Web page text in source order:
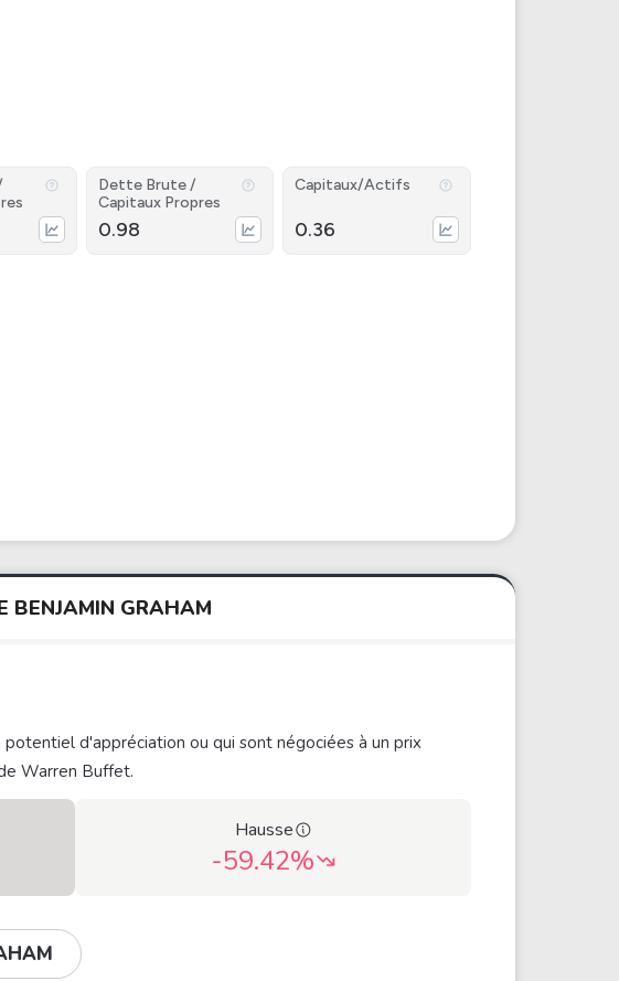
Dette Brute /
Capitaux Propres
0.98
Capitaux/Actifs
0.36
BENJAMIN GRAHAM
d'appréciation ou qui sont négociées à un prix
Warren Buffet.
Hausse
-59.42%